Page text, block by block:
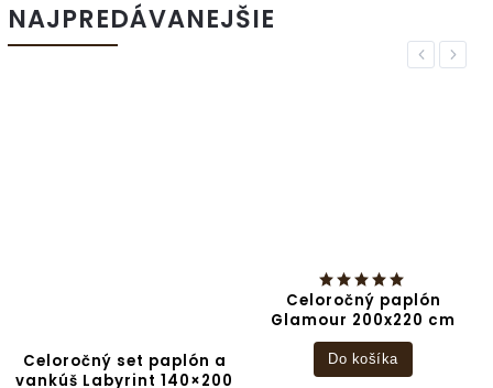
NAJPREDÁVANEJŠIE
Previous
Do košíka
Obliečka na vankúš
Lúčna Tráva 40x40cm
Do košíka
Next